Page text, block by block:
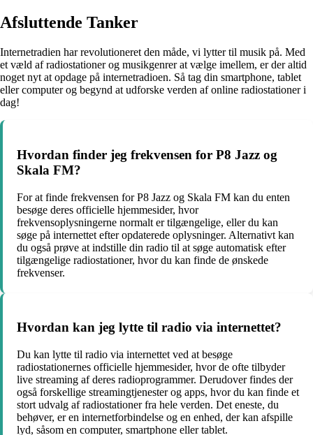
Afsluttende Tanker
Internetradien har revolutioneret den måde, vi lytter til musik på. Med
et væld af radiostationer og musikgenrer at vælge imellem, er der altid
noget nyt at opdage på internetradioen. Så tag din smartphone, tablet
eller computer og begynd at udforske verden af online radiostationer i
dag!
Hvordan finder jeg frekvensen for P8 Jazz og
Skala FM?
For at finde frekvensen for P8 Jazz og Skala FM kan du enten
besøge deres officielle hjemmesider, hvor
frekvensoplysningerne normalt er tilgængelige, eller du kan
søge på internettet efter opdaterede oplysninger. Alternativt kan
du også prøve at indstille din radio til at søge automatisk efter
tilgængelige radiostationer, hvor du kan finde de ønskede
frekvenser.
Hvordan kan jeg lytte til radio via internettet?
Du kan lytte til radio via internettet ved at besøge
radiostationernes officielle hjemmesider, hvor de ofte tilbyder
live streaming af deres radioprogrammer. Derudover findes der
også forskellige streamingtjenester og apps, hvor du kan finde et
stort udvalg af radiostationer fra hele verden. Det eneste, du
behøver, er en internetforbindelse og en enhed, der kan afspille
lyd, såsom en computer, smartphone eller tablet.